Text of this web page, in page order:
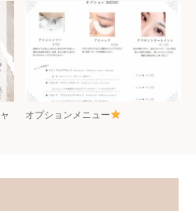
オプションメニュー